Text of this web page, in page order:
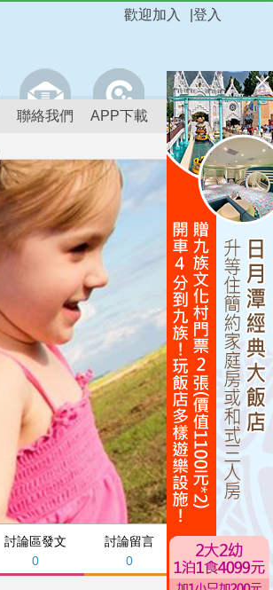
登入
歡迎加入
聯絡我們 APP下載
討論區發文
0
討論留言
0